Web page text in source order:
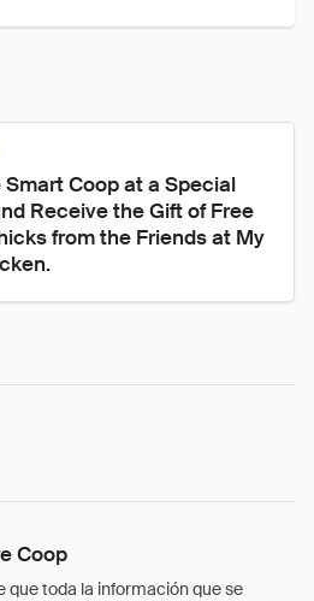
Coop at a Special
Receive the Gift of Free
from the Friends at My
Coop
que toda la información que se